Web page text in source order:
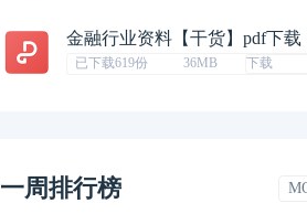
金融行业资料【干货】pdf下载
已下载619份 36MB 下载
一周排行榜